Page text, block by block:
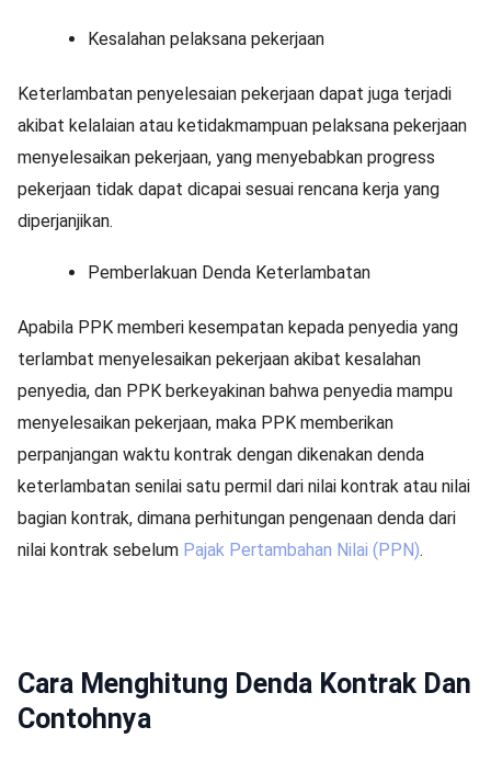
Kesalahan pelaksana pekerjaan
Keterlambatan penyelesaian pekerjaan dapat juga terjadi
akibat kelalaian atau ketidakmampuan pelaksana pekerjaan
menyelesaikan pekerjaan, yang menyebabkan progress
pekerjaan tidak dapat dicapai sesuai rencana kerja yang
diperjanjikan.
Pemberlakuan Denda Keterlambatan
Apabila PPK memberi kesempatan kepada penyedia yang
terlambat menyelesaikan pekerjaan akibat kesalahan
penyedia, dan PPK berkeyakinan bahwa penyedia mampu
menyelesaikan pekerjaan, maka PPK memberikan
perpanjangan waktu kontrak dengan dikenakan denda
keterlambatan senilai satu permil dari nilai kontrak atau nilai
bagian kontrak, dimana perhitungan pengenaan denda dari
nilai kontrak sebelum Pajak Pertambahan Nilai (PPN).
Cara Menghitung Denda Kontrak Dan
Contohnya